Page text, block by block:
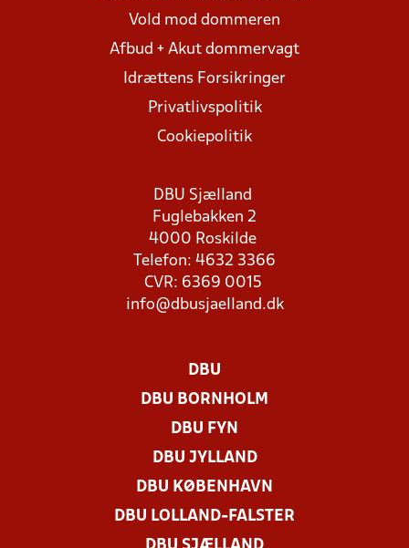
Vold mod dommeren
Afbud + Akut dommervagt
Idrættens Forsikringer
Privatlivspolitik
Cookiepolitik
DBU Sjælland
Fuglebakken 2
4000 Roskilde
Telefon: 4632 3366
CVR: 6369 0015
info@dbusjaelland.dk
DBU
DBU BORNHOLM
DBU FYN
DBU JYLLAND
DBU KØBENHAVN
DBU LOLLAND-FALSTER